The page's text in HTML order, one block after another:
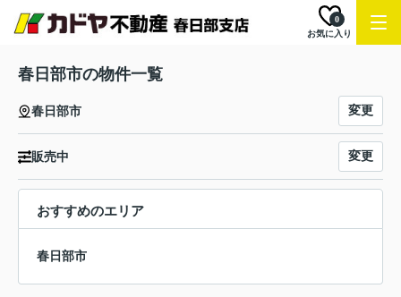
お気に入り
0
春日部市の物件一覧
春日部市 変更
販売中 変更
おすすめのエリア
春日部市